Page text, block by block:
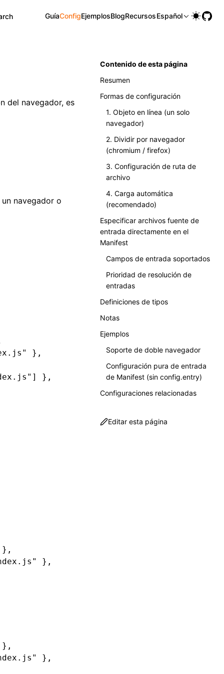
GuíaConfigEjemplosBlogRecursosEspañol
del navegador, es
navegador o
} ,
] } ,
} ,
} ,
} ,
} ,
Contenido de esta página
Resumen
Formas de configuración
1. Objeto en línea (un solo
navegador)
2. Dividir por navegador
(chromium / firefox)
3. Configuración de ruta de
archivo
4. Carga automática
(recomendado)
Especificar archivos fuente de
entrada directamente en el
Manifest
Campos de entrada soportados
Prioridad de resolución de
entradas
Definiciones de tipos
Notas
Ejemplos
Soporte de doble navegador
Configuración pura de entrada
de Manifest (sin config.entry)
Configuraciones relacionadas
Editar esta página